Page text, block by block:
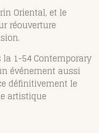
Oriental, et le
réouverture
1-54 Contemporary
événement aussi
définitivement le
artistique